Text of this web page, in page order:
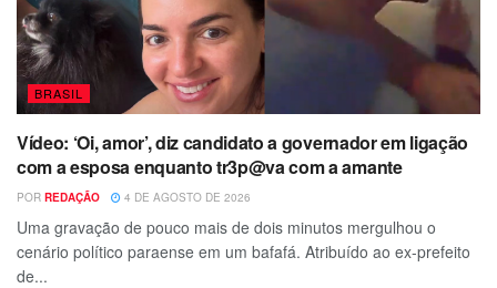
BRASIL
Vídeo: ‘Oi, amor’, diz candidato a governador em ligação
com a esposa enquanto tr3p@va com a amante
POR REDAÇÃO 4 DE AGOSTO DE 2026
Uma gravação de pouco mais de dois minutos mergulhou o
cenário político paraense em um bafafá. Atribuído ao ex-prefeito
de...